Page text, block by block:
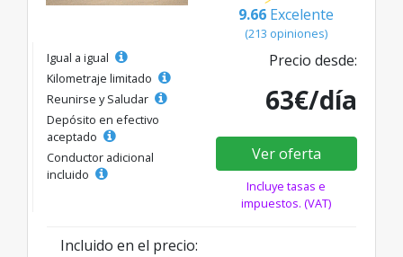
9.66 Excelente
(213 opiniones)
Igual a igual
Kilometraje limitado
Reunirse y Saludar
Depósito en efectivo
aceptado
Conductor adicional
incluido
Precio desde:
63€/día
Ver oferta
Incluye tasas e
impuestos. (VAT)
Incluido en el precio: